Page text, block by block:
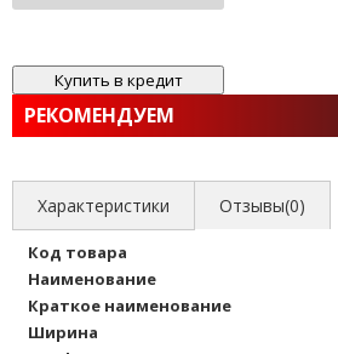
РЕКОМЕНДУЕМ
Характеристики Отзывы(0)
Код товара
Наименование
Краткое наименование
Ширина